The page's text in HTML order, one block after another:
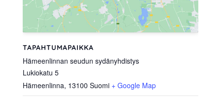
TAPAHTUMAPAIKKA
Hämeenlinnan seudun sydänyhdistys
Lukiokatu 5
Hämeenlinna, 13100 Suomi + Google Map